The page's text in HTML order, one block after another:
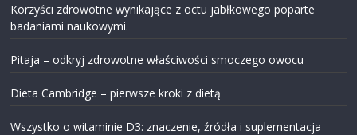
Korzyści zdrowotne wynikające z octu jabłkowego poparte
badaniami naukowymi.
Pitaja – odkryj zdrowotne właściwości smoczego owocu
Dieta Cambridge – pierwsze kroki z dietą
Wszystko o witaminie D3: znaczenie, źródła i suplementacja